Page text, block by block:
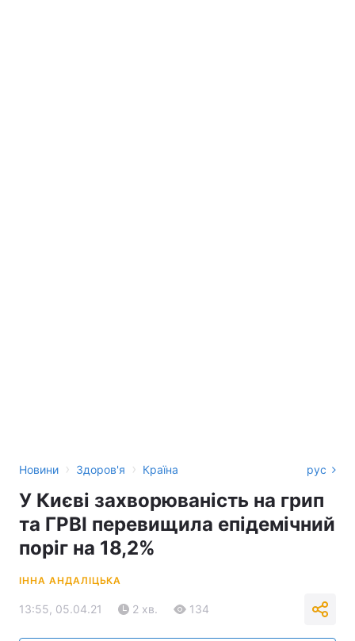
Новини › Здоров'я › Країна рус
У Києві захворюваність на грип
та ГРВІ перевищила епідемічний
поріг на 18,2%
ІННА АНДАЛІЦЬКА
13:55, 05.04.21 2 хв. 134